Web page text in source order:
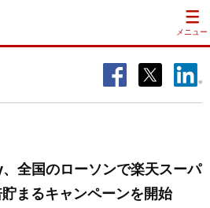
メニュー
全国のローソンで楽天スーパ
まるキャンペーンを開始